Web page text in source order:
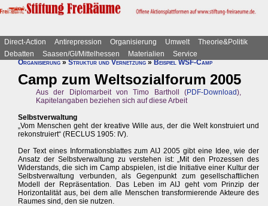
Direct-Action Antirepression Organisierung Umwelt
Theorie&Politik
Debatten
Saasen/GI/Mittelhessen Materialien
Service
Organisierung»Struktur und Vernetzung»Beispiel WSF-Camp
Camp zum Weltsozialforum 2005
Aus der Diplomarbeit von Timo Bartholl (PDF-Download),
Kapitelangaben beziehen sich auf diese Arbeit
Selbstverwaltung
„Vom Menschen geht der kreative Wille aus, der die Welt konstruiert und
rekonstruiert“ (RECLUS 1905: IV).
Der Text eines Informationsblattes zum AIJ 2005 gibt eine Idee, wie der
Ansatz der Selbstverwaltung zu verstehen ist: „Mit den Prozessen des
Widerstands, die sich im Camp abspielen, ist die Initiative einer Kultur der
Selbstverwaltung verbunden, als Gegenpunkt zum gesellschaftlichen
Modell der Repräsentation. Das Leben im AIJ geht vom Prinzip der
Horizontalität aus, bei dem alle Menschen transformierende Akteure des
Raumes sind, den sie nutzen.